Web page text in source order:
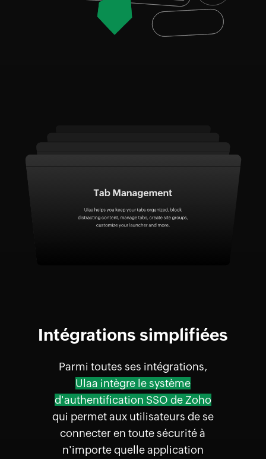
Intégrations simplifiées
Parmi toutes ses intégrations,
Ulaa intègre le système
d'authentification SSO de Zoho
qui permet aux utilisateurs de se
connecter en toute sécurité à
n'importe quelle application